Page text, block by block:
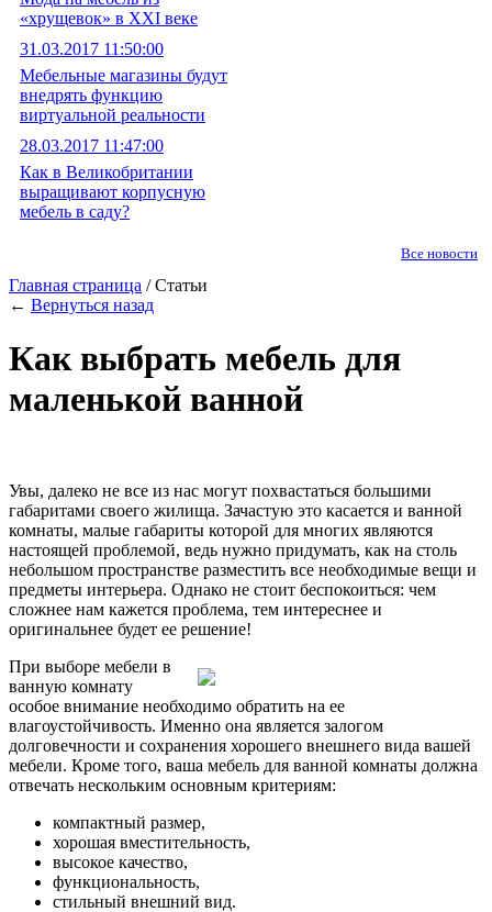
«хрущевок» в XXI веке
31.03.2017 11:50:00
Мебельные магазины будут
внедрять функцию
виртуальной реальности
28.03.2017 11:47:00
Как в Великобритании
выращивают корпусную
мебель в саду?
Все новости
Главная страница / Статьи
← Вернуться назад
Как выбрать мебель для
маленькой ванной
Увы, далеко не все из нас могут похвастаться большими
габаритами своего жилища. Зачастую это касается и ванной
комнаты, малые габариты которой для многих являются
настоящей проблемой, ведь нужно придумать, как на столь
небольшом пространстве разместить все необходимые вещи и
предметы интерьера. Однако не стоит беспокоиться: чем
сложнее нам кажется проблема, тем интереснее и
оригинальнее будет ее решение!
При выборе мебели в
ванную комнату
особое внимание необходимо обратить на ее
влагоустойчивость. Именно она является залогом
долговечности и сохранения хорошего внешнего вида вашей
мебели. Кроме того, ваша мебель для ванной комнаты должна
отвечать нескольким основным критериям:
компактный размер,
хорошая вместительность,
высокое качество,
функциональность,
стильный внешний вид.